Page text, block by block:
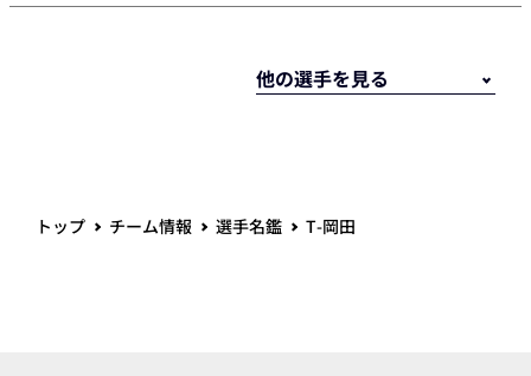
トップ チーム情報 選手名鑑 T-岡田